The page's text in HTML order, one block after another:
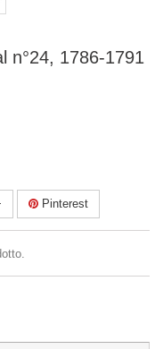
n°24, 1786-1791
Pinterest